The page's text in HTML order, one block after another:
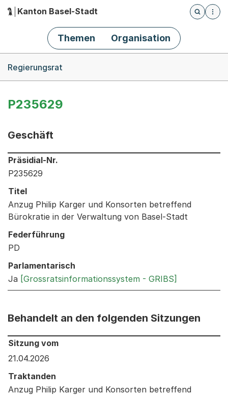
Hauptnavigation
Kanton Basel-Stadt
Öffnet
Themen Organisation
Regierungsrat
P235629
Geschäft
Informationen zum Ausgewählten Geschäft
Präsidial-Nr.
P235629
Titel
Anzug Philip Karger und Konsorten betreffend
Bürokratie in der Verwaltung von Basel-Stadt
Federführung
PD
Parlamentarisch
Ja [Grossratsinformationssystem - GRIBS]
Behandelt an den folgenden Sitzungen
Behandelt an den folgenden Sitzungen: Informationen
Sitzung vom
21.04.2026
Traktanden
Anzug Philip Karger und Konsorten betreffend